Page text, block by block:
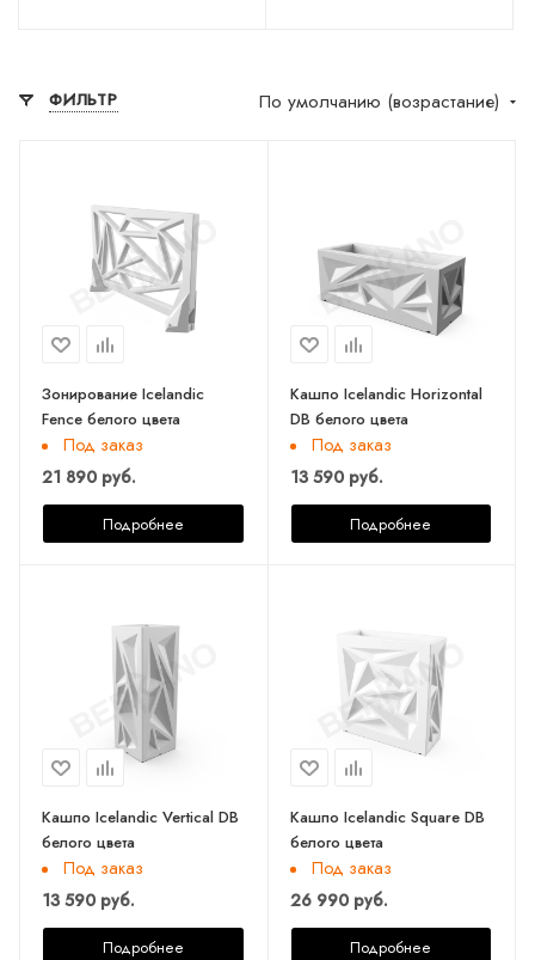
ФИЛЬТР По умолчанию (возрастание)
Зонирование Icelandic
Fence белого цвета
Под заказ
21 890 руб.
Подробнее
Кашпо Icelandic Horizontal
DB белого цвета
Под заказ
13 590 руб.
Подробнее
Кашпо Icelandic Vertical DB
белого цвета
Под заказ
13 590 руб.
Подробнее
Кашпо Icelandic Square DB
белого цвета
Под заказ
26 990 руб.
Подробнее